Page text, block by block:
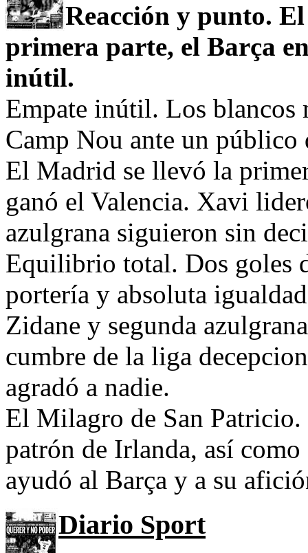
Reacción y punto.
primera parte, el Barça
inútil.
Empate inútil. Los blancos
Camp Nou ante un público
El Madrid se llevó la
ganó el Valencia. Xavi
azulgrana siguieron sin
Equilibrio total. Dos goles
portería y absoluta
Zidane y segunda
cumbre de la liga
agradó a nadie.
El Milagro de San
patrón de Irlanda, así
ayudó al Barça y a su
Diario Sport